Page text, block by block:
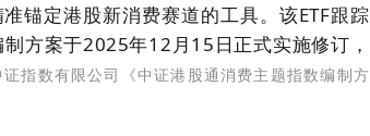
锚定港股新消费赛道的工具。该ETF跟踪
方案于2025年12月15日正式实施修订，
证指数有限公司《中证港股通消费主题指数编制方